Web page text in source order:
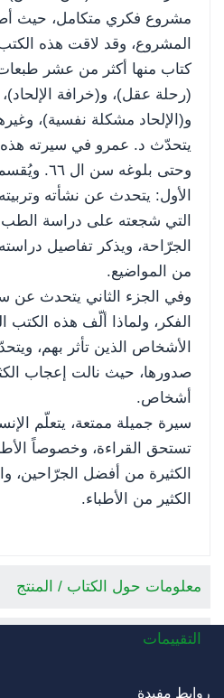
المشروع، وقد لاقت هذه
كتاب منها أكثر من عشر
(رحلة عقل)، و(خرافة
و(الإلحاد مشكلة نفسية)،
يتحدّث د. عمرو في سيرته هذه،
وحتى بلوغه
الأول: يتحدث عن نشأته
التي شجعته على دراسة
الجرّاحة، ويذكر تفاصيل
من المواضيع.
وفي الجزء الثاني يتحدث عن
الفكر، ولماذا ألّف هذه الكتب
الأشخاص الذين تأثر بهم،
صدورها، حيث نالت إعجاب
أشخاص.
سيرة جميلة ممتعة، يتعلّم
تستحق القراءة، وخصوصاً
الكثيرة من أفضل الجرّاحين،
الكثير من الأطباء.
معلومات حول الكتاب / المنتج
التقييمات
روابط مفيدة